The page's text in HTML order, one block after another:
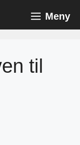
Meny
til